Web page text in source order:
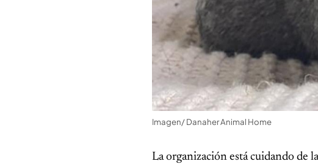
Imagen/ Danaher Animal Home
La organización está cuidando de